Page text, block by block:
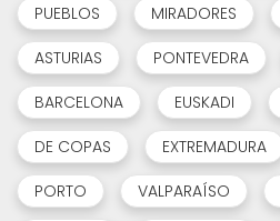
PUEBLOS
MIRADORES
ASTURIAS
PONTEVEDRA
BARCELONA
EUSKADI
DE COPAS
EXTREMADURA
PORTO
VALPARAÍSO